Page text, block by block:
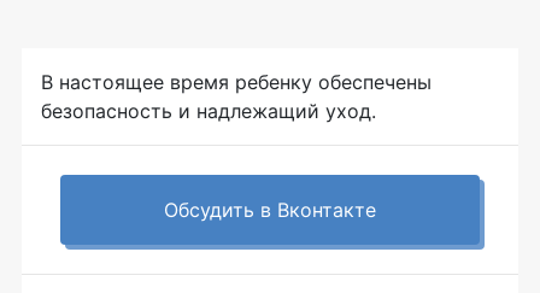
В настоящее время ребенку обеспечены
безопасность и надлежащий уход.
Обсудить в Вконтакте